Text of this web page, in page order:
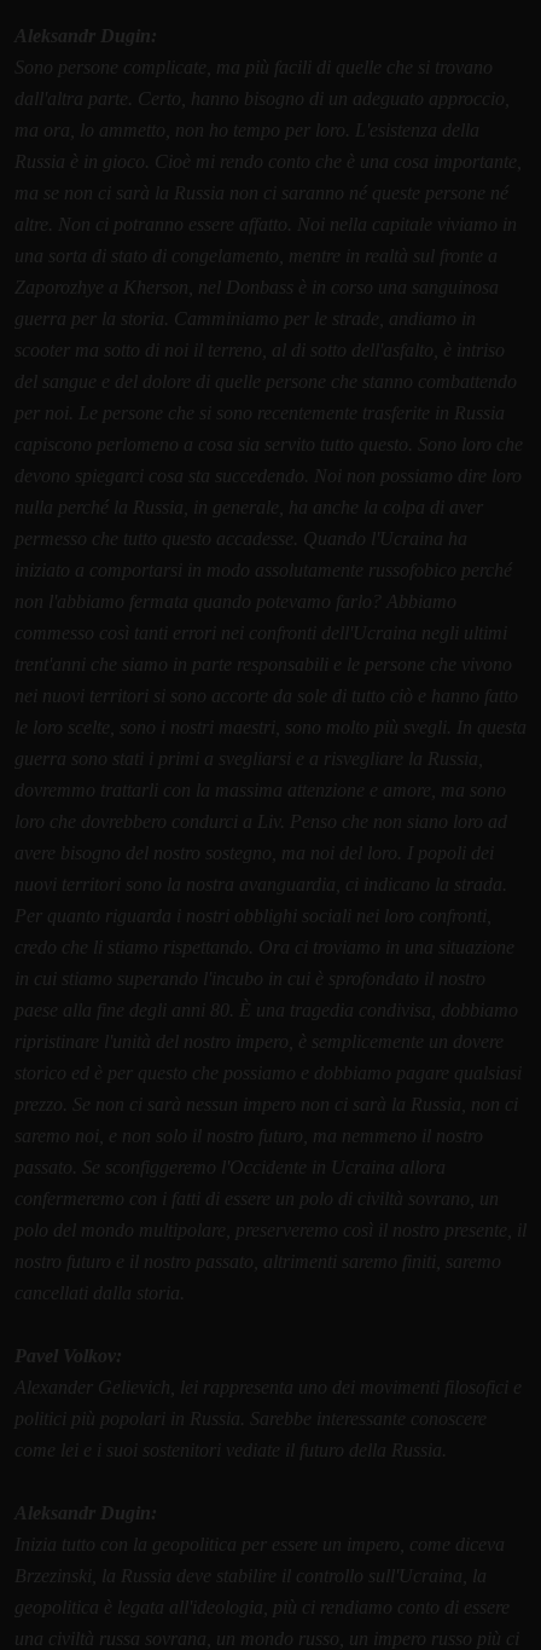
Aleksandr Dugin:
Sono persone complicate, ma più facili di quelle che si trovano
dall'altra parte. Certo, hanno bisogno di un adeguato approccio,
ma ora, lo ammetto, non ho tempo per loro. L'esistenza della
Russia è in gioco. Cioè mi rendo conto che è una cosa importante,
ma se non ci sarà la Russia non ci saranno né queste persone né
altre. Non ci potranno essere affatto. Noi nella capitale viviamo in
una sorta di stato di congelamento, mentre in realtà sul fronte a
Zaporozhye a Kherson, nel Donbass è in corso una sanguinosa
guerra per la storia. Camminiamo per le strade, andiamo in
scooter ma sotto di noi il terreno, al di sotto dell'asfalto, è intriso
del sangue e del dolore di quelle persone che stanno combattendo
per noi. Le persone che si sono recentemente trasferite in Russia
capiscono perlomeno a cosa sia servito tutto questo. Sono loro che
devono spiegarci cosa sta succedendo. Noi non possiamo dire loro
nulla perché la Russia, in generale, ha anche la colpa di aver
permesso che tutto questo accadesse. Quando l'Ucraina ha
iniziato a comportarsi in modo assolutamente russofobico perché
non l'abbiamo fermata quando potevamo farlo? Abbiamo
commesso così tanti errori nei confronti dell'Ucraina negli ultimi
trent'anni che siamo in parte responsabili e le persone che vivono
nei nuovi territori si sono accorte da sole di tutto ciò e hanno fatto
le loro scelte, sono i nostri maestri, sono molto più svegli. In questa
guerra sono stati i primi a svegliarsi e a risvegliare la Russia,
dovremmo trattarli con la massima attenzione e amore, ma sono
loro che dovrebbero condurci a Liv. Penso che non siano loro ad
avere bisogno del nostro sostegno, ma noi del loro. I popoli dei
nuovi territori sono la nostra avanguardia, ci indicano la strada.
Per quanto riguarda i nostri obblighi sociali nei loro confronti,
credo che li stiamo rispettando. Ora ci troviamo in una situazione
in cui stiamo superando l'incubo in cui è sprofondato il nostro
paese alla fine degli anni 80. È una tragedia condivisa, dobbiamo
ripristinare l'unità del nostro impero, è semplicemente un dovere
storico ed è per questo che possiamo e dobbiamo pagare qualsiasi
prezzo. Se non ci sarà nessun impero non ci sarà la Russia, non ci
saremo noi, e non solo il nostro futuro, ma nemmeno il nostro
passato. Se sconfiggeremo l'Occidente in Ucraina allora
confermeremo con i fatti di essere un polo di civiltà sovrano, un
polo del mondo multipolare, preserveremo così il nostro presente, il
nostro futuro e il nostro passato, altrimenti saremo finiti, saremo
cancellati dalla storia.
Pavel Volkov:
Alexander Gelievich, lei rappresenta uno dei movimenti filosofici e
politici più popolari in Russia. Sarebbe interessante conoscere
come lei e i suoi sostenitori vediate il futuro della Russia.
Aleksandr Dugin:
Inizia tutto con la geopolitica per essere un impero, come diceva
Brzezinski, la Russia deve stabilire il controllo sull'Ucraina, la
geopolitica è legata all'ideologia, più ci rendiamo conto di essere
una civiltà russa sovrana, un mondo russo, un impero russo più ci